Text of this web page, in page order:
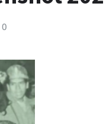
0